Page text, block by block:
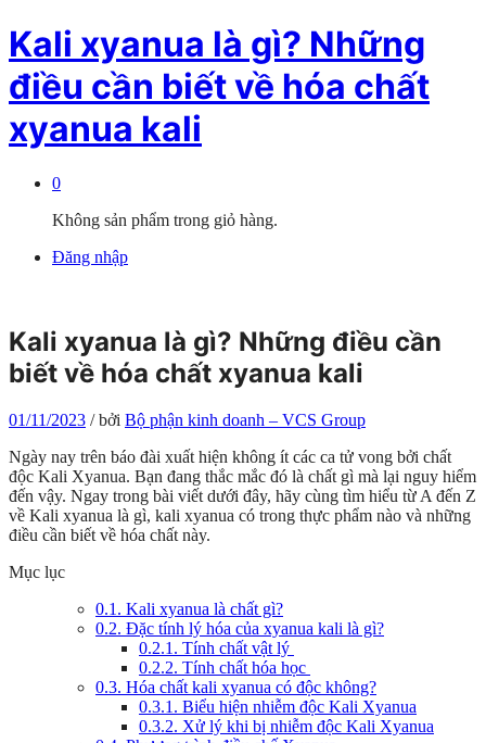
Kali xyanua là gì? Những
điều cần biết về hóa chất
xyanua kali
0
Không sản phẩm trong giỏ hàng.
Đăng nhập
Kali xyanua là gì? Những điều cần
biết về hóa chất xyanua kali
01/11/2023 /bởi Bộ phận kinh doanh – VCS Group
Ngày nay trên báo đài xuất hiện không ít các ca tử vong bởi chất
độc Kali Xyanua. Bạn đang thắc mắc đó là chất gì mà lại nguy hiểm
đến vậy. Ngay trong bài viết dưới đây, hãy cùng tìm hiểu từ A đến Z
về Kali xyanua là gì, kali xyanua có trong thực phẩm nào và những
điều cần biết về hóa chất này.
Mục lục
0.1. Kali xyanua là chất gì?
0.2. Đặc tính lý hóa của xyanua kali là gì?
0.2.1. Tính chất vật lý
0.2.2. Tính chất hóa học
0.3. Hóa chất kali xyanua có độc không?
0.3.1. Biểu hiện nhiễm độc Kali Xyanua
0.3.2. Xử lý khi bị nhiễm độc Kali Xyanua